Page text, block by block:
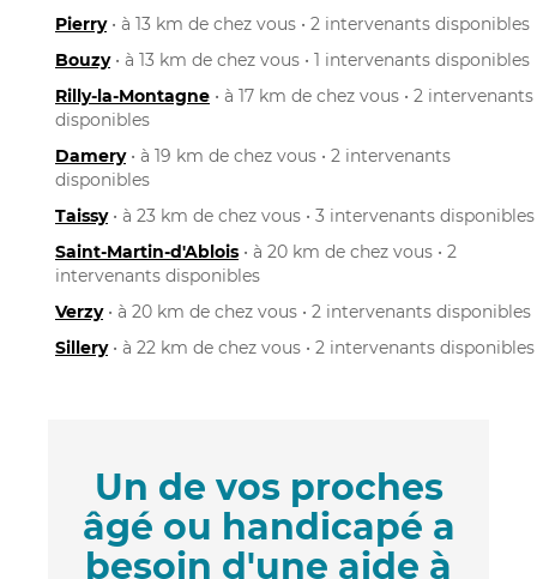
Pierry• à 13 km de chez vous • 2 intervenants disponibles
Bouzy• à 13 km de chez vous • 1 intervenants disponibles
Rilly-la-Montagne • à 17 km de chez vous • 2 intervenants
disponibles
Damery• à 19 km de chez vous • 2 intervenants
disponibles
Taissy• à 23 km de chez vous • 3 intervenants disponibles
Saint-Martin-d'Ablois • à 20 km de chez vous • 2
intervenants disponibles
Verzy• à 20 km de chez vous • 2 intervenants disponibles
Sillery• à 22 km de chez vous • 2 intervenants disponibles
Un de vos proches
âgé ou handicapé a
besoin d'une aide à